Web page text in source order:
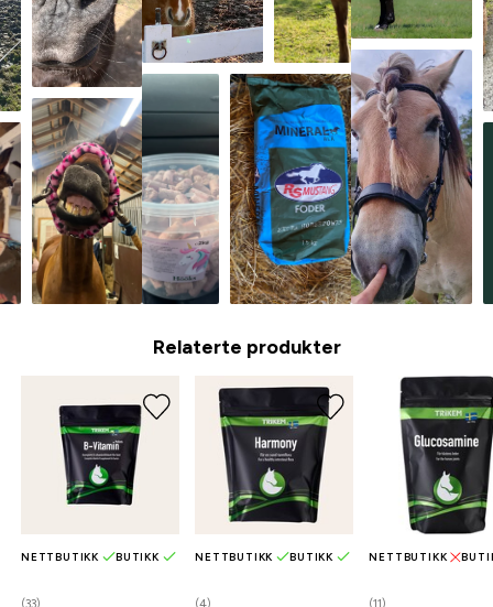
Relaterte produkter
(33)
NETTBUTIKK BUTIKK
(4)
NETTBUTIKK BUTIKK
(11)
NETTBUTIKK